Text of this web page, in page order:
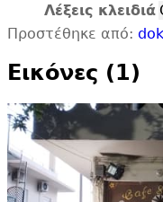
Λέξεις κλειδιά
Προστέθηκε από:
Εικόνες (1)